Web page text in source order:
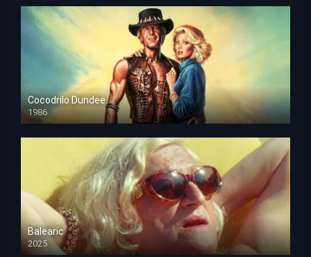
Cocodrilo Dundee
1986
HD 1080p
Balearic
2025
HD 1080p